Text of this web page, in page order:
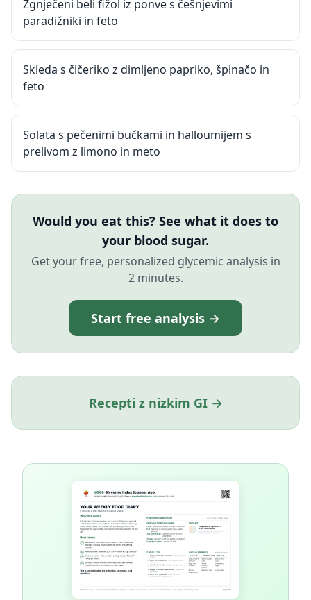
Zgnječeni beli fižol iz ponve s češnjevimi
paradižniki in feto
Skleda s čičeriko z dimljeno papriko, špinačo in
feto
Solata s pečenimi bučkami in halloumijem s
prelivom z limono in meto
Would you eat this? See what it does to
your blood sugar.
Get your free, personalized glycemic analysis in
2 minutes.
Start free analysis →
Recepti z nizkim GI →